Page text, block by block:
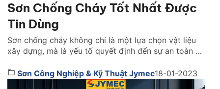
Sơn Chống Cháy Tốt Nhất Được
Tin Dùng
Sơn chống cháy không chỉ là một lựa chọn vật liệu
xây dựng, mà là yếu tố quyết định đến sự an toàn và
hỏa hoạn. Vậy lựa sơn chống cháy hãng nào tốt?
Cách chọn như thế nào. Cùng tìm hiểu ngay […]
Sơn Công Nghiệp & Kỹ Thuật Jymec18-01-2023